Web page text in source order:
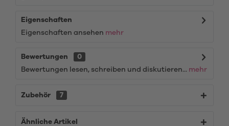
Eigenschaften
Eigenschaften ansehen mehr
Bewertungen
0
Bewertungen lesen, schreiben und diskutieren... mehr
Zubehör 7
Ähnliche Artikel